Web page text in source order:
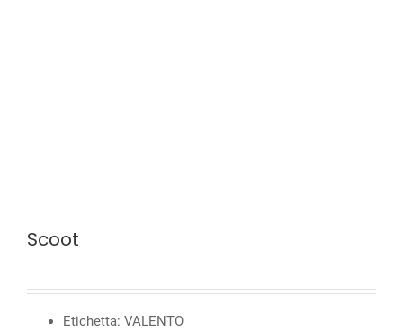
Scoot
Etichetta: VALENTO